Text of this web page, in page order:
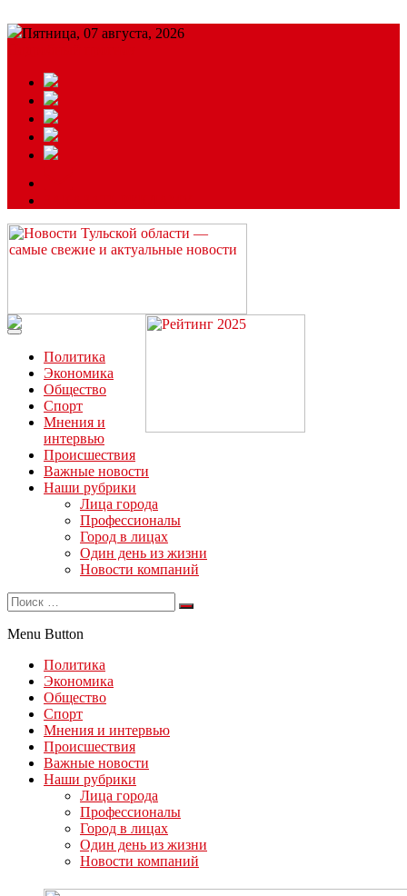
Пятница, 07 августа, 2026
Читайте последние новости дня в Тульской области на сайте
“ЗаНовомосковск”
Политика
Экономика
Общество
Спорт
Мнения и
интервью
Происшествия
Важные новости
Наши рубрики
Лица города
Профессионалы
Город в лицах
Один день из жизни
Новости компаний
Menu Button
Политика
Экономика
Общество
Спорт
Мнения и интервью
Происшествия
Важные новости
Наши рубрики
Лица города
Профессионалы
Город в лицах
Один день из жизни
Новости компаний